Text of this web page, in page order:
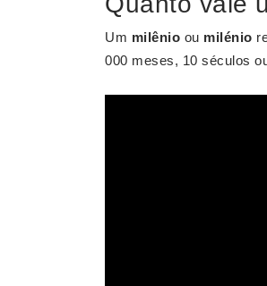
Um milênio ou milénio
000 meses, 10 séculos